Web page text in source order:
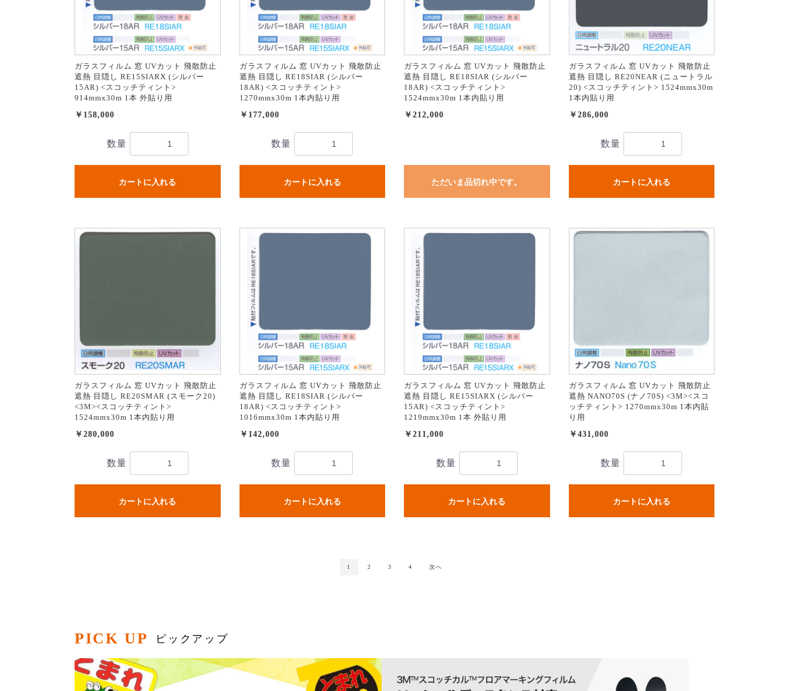
ガラスフィルム 窓 UVカット 飛散防止
遮熱 目隠し RE15SIARX (シルバー
15AR) <スコッチティント>
914mmx30m 1本 外貼り用
￥158,000
数量
カートに入れる
ガラスフィルム 窓 UVカット 飛散防止
遮熱 目隠し RE18SIAR (シルバー
18AR) <スコッチティント>
1270mmx30m 1本内貼り用
￥177,000
数量
カートに入れる
ガラスフィルム 窓 UVカット 飛散防止
遮熱 目隠し RE18SIAR (シルバー
18AR) <スコッチティント>
1524mmx30m 1本内貼り用
￥212,000
ただいま品切れ中です。
ガラスフィルム 窓 UVカット 飛散防止
遮熱 目隠し RE20NEAR (ニュートラル
20) <スコッチティント> 1524mmx30m
1本内貼り用
￥286,000
数量
カートに入れる
ガラスフィルム 窓 UVカット 飛散防止
遮熱 目隠し RE20SMAR (スモーク20)
<3M><スコッチティント>
1524mmx30m 1本内貼り用
￥280,000
数量
カートに入れる
ガラスフィルム 窓 UVカット 飛散防止
遮熱 目隠し RE18SIAR (シルバー
18AR) <スコッチティント>
1016mmx30m 1本内貼り用
￥142,000
数量
カートに入れる
ガラスフィルム 窓 UVカット 飛散防止
遮熱 目隠し RE15SIARX (シルバー
15AR) <スコッチティント>
1219mmx30m 1本 外貼り用
￥211,000
数量
カートに入れる
ガラスフィルム 窓 UVカット 飛散防止
遮熱 NANO70S (ナノ70S) <3M><スコ
ッチティント> 1270mmx30m 1本内貼
り用
￥431,000
数量
カートに入れる
1 2 3 4 次へ
PICK UP ピックアップ